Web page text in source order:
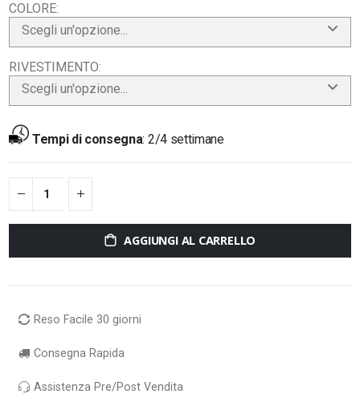
COLORE
Scegli un'opzione...
RIVESTIMENTO
Scegli un'opzione...
Tempi di consegna: 2/4 settimane
AGGIUNGI AL CARRELLO
Reso Facile 30 giorni
Consegna Rapida
Assistenza Pre/Post Vendita